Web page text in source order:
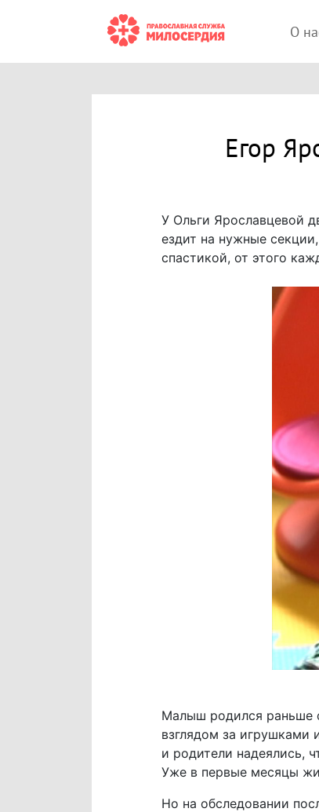
О
Егор
У Ольги Ярославцевой
ездит на нужные
спастикой, от этого
Малыш родился раньше
взглядом за игрушками
и родители надеялись,
Уже в первые месяцы
Но на обследовании